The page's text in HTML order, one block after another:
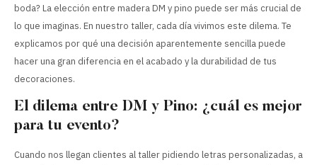
boda? La elección entre madera DM y pino puede ser más crucial de
lo que imaginas. En nuestro taller, cada día vivimos este dilema. Te
explicamos por qué una decisión aparentemente sencilla puede
hacer una gran diferencia en el acabado y la durabilidad de tus
decoraciones.
El dilema entre DM y Pino: ¿cuál es mejor
para tu evento?
Cuando nos llegan clientes al taller pidiendo letras personalizadas, a